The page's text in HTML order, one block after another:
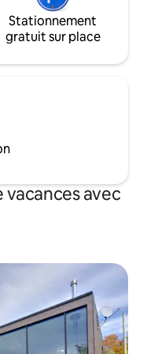
Stationnement
gratuit sur place
vacances avec